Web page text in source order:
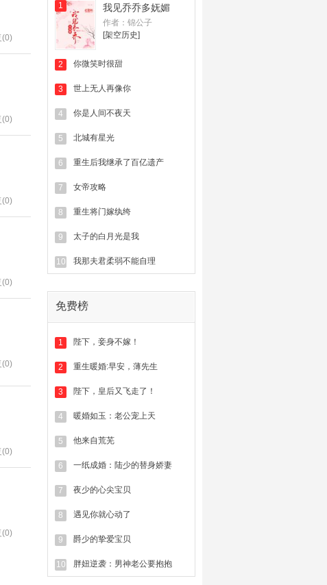
(0)
(0)
(0)
(0)
(0)
(0)
(0)
1 我见乔乔多妩媚
作者：锦公子
[架空历史]
2 你微笑时很甜
3 世上无人再像你
4 你是人间不夜天
5 北城有星光
6 重生后我继承了百亿遗产
7 女帝攻略
8 重生将门嫁纨绔
9 太子的白月光是我
10 我那夫君柔弱不能自理
免费榜
1 陛下，妾身不嫁！
2 重生暖婚:早安，薄先生
3 陛下，皇后又飞走了！
4 暖婚如玉：老公宠上天
5 他来自荒芜
6 一纸成婚：陆少的替身娇妻
7 夜少的心尖宝贝
8 遇见你就心动了
9 爵少的挚爱宝贝
10 胖妞逆袭：男神老公要抱抱